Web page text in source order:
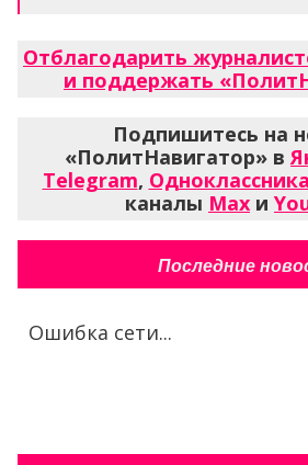
Отблагодарить
и поддержать
Подпишитесь на
«ПолитНавигатор» в
Telegram,
каналы Max и
Последние
Ошибка сети...